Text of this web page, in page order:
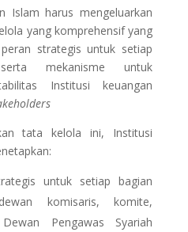
Islam harus mengeluarkan
yang komprehensif yang
strategis untuk setiap
mekanisme untuk
Institusi keuangan
tata kelola ini, Institusi
untuk setiap bagian
komisaris, komite,
Pengawas Syariah